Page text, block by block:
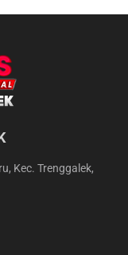
Kec. Trenggalek,